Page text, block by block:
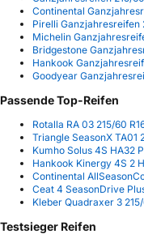
Continental
Pirelli Ganzjahresreifen
Michelin
Bridgestone
Hankook
Goodyear
Passende Top-Reifen
Rotalla RA 03 215/60
Triangle SeasonX TA01
Kumho Solus 4S HA32
Hankook Kinergy 4S 2
Continental
Ceat 4 SeasonDrive
Kleber Quadraxer 3
Testsieger Reifen